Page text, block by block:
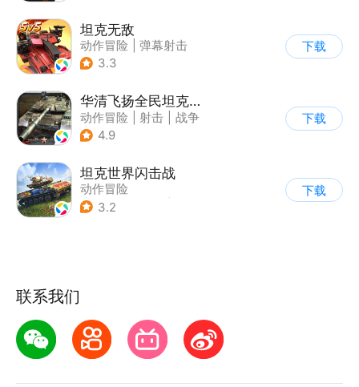
坦克无敌
动作冒险
弹幕射击
| 坦克
3.3
下载
华清飞扬全民坦克联盟游戏软件v1.0
动作冒险 射击
战争
| 战术竞技
4.9
下载
坦克世界闪击战
动作冒险
| 第三人称射击
3.2
下载
联系我们